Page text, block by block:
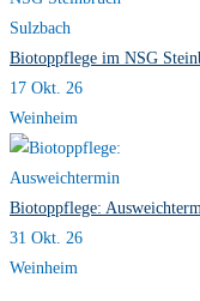
Biotoppflege im NSG
17 Okt. 26
Weinheim
Biotoppflege:
31 Okt. 26
Weinheim